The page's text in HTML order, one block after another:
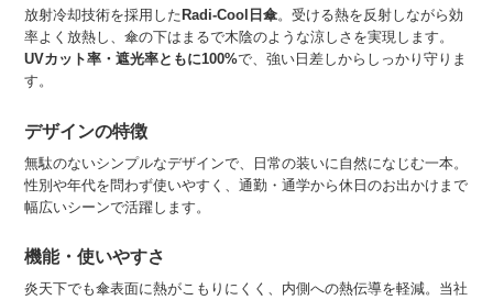
放射冷却技術を採用した Radi-Cool日傘。受ける熱を反射しながら効
率よく放熱し、傘の下はまるで木陰のような涼しさを実現します。
UVカット率・遮光率ともに100%で、強い日差しからしっかり守りま
す。
デザインの特徴
無駄のないシンプルなデザインで、日常の装いに自然になじむ一本。
性別や年代を問わず使いやすく、通勤・通学から休日のお出かけまで
幅広いシーンで活躍します。
機能・使いやすさ
炎天下でも傘表面に熱がこもりにくく、内側への熱伝導を軽減。当社